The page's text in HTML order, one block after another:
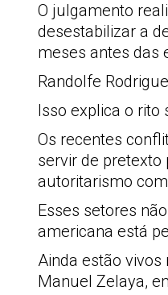
O julgamento
desestabilizar a
meses antes das
Randolfe
Isso explica o
Os recentes
servir de pretexto
autoritarismo
Esses setores
americana está
Ainda estão
Manuel Zelaya,